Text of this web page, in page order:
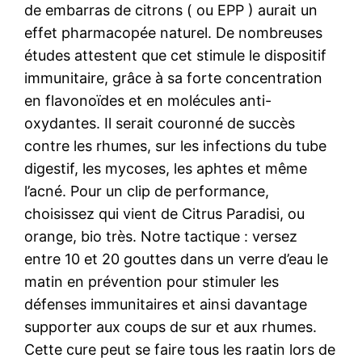
de embarras de citrons ( ou EPP ) aurait un
effet pharmacopée naturel. De nombreuses
études attestent que cet stimule le dispositif
immunitaire, grâce à sa forte concentration
en flavonoïdes et en molécules anti-
oxydantes. Il serait couronné de succès
contre les rhumes, sur les infections du tube
digestif, les mycoses, les aphtes et même
l’acné. Pour un clip de performance,
choisissez qui vient de Citrus Paradisi, ou
orange, bio très. Notre tactique : versez
entre 10 et 20 gouttes dans un verre d’eau le
matin en prévention pour stimuler les
défenses immunitaires et ainsi davantage
supporter aux coups de sur et aux rhumes.
Cette cure peut se faire tous les raatin lors de